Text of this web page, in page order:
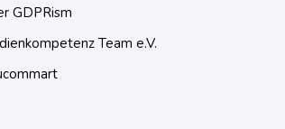
GDPRism
Team e.V.